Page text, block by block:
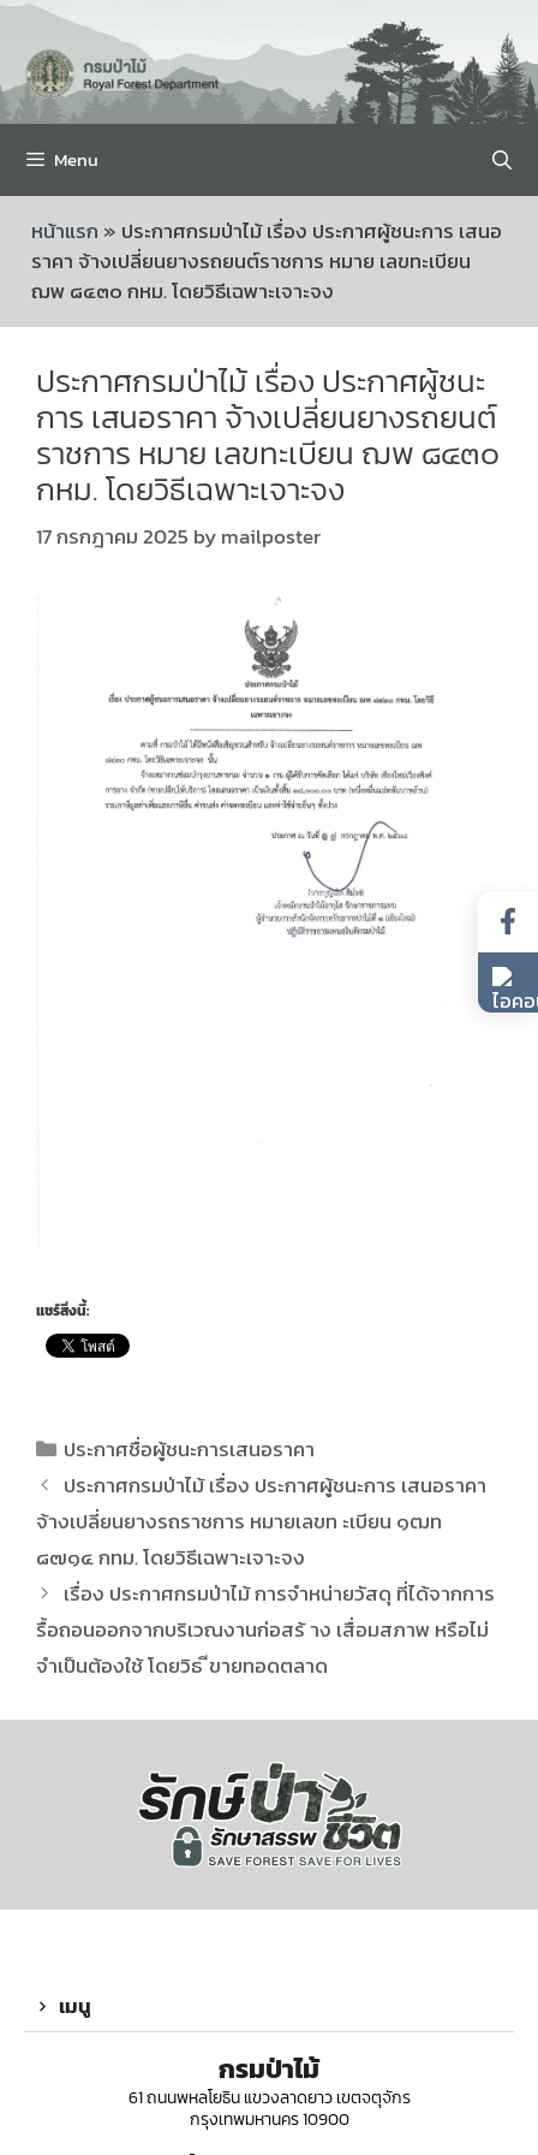
Menu
หน้าแรก » ประกาศกรมป่าไม้ เรื่อง ประกาศผู้ชนะการ เสนอ
ราคา จ้างเปลี่ยนยางรถยนต์ราชการ หมาย เลขทะเบียน
ฌพ ๘๔๓๐ กหม. โดยวิธีเฉพาะเจาะจง
ประกาศกรมป่าไม้ เรื่อง ประกาศผู้ชนะ
การ เสนอราคา จ้างเปลี่ยนยางรถยนต์
ราชการ หมาย เลขทะเบียน ฌพ ๘๔๓๐
กหม. โดยวิธีเฉพาะเจาะจง
17 กรกฎาคม 2025 bymailposter
แชร์สิ่งนี้:
ประกาศชื่อผู้ชนะการเสนอราคา
ประกาศกรมป่าไม้ เรื่อง ประกาศผู้ชนะการ เสนอราคา
จ้างเปลี่ยนยางรถราชการ หมายเลขท ะเบียน ๑ฒท
๘๗๑๔ กทม. โดยวิธีเฉพาะเจาะจง
เรื่อง ประกาศกรมป่าไม้ การจำหน่ายวัสดุ ที่ได้จากการ
รื้อถอนออกจากบริเวณงานก่อสร้ าง เสื่อมสภาพ หรือไม่
จำเป็นต้องใช้ โดยวิธ ีขายทอดตลาด
เมนู
กรมป่าไม้
61 ถนนพหลโยธิน แขวงลาดยาว เขตจตุจักร
กรุงเทพมหานคร 10900